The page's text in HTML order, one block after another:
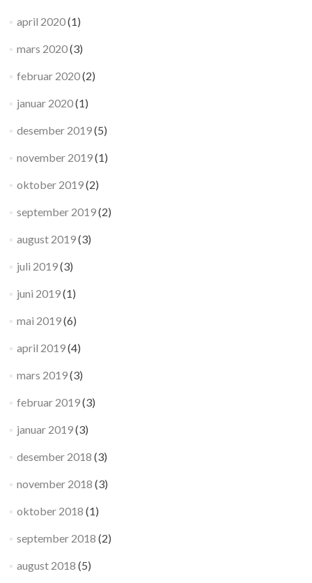
april 2020(1)
mars 2020(3)
februar 2020(2)
januar 2020(1)
desember 2019(5)
november 2019(1)
oktober 2019(2)
september 2019(2)
august 2019(3)
juli 2019(3)
juni 2019(1)
mai 2019(6)
april 2019(4)
mars 2019(3)
februar 2019(3)
januar 2019(3)
desember 2018 (3)
november 2018 (3)
oktober 2018 (1)
september 2018 (2)
august 2018 (5)